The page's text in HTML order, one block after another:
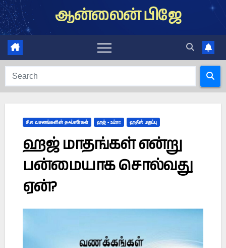
Skip
to
content
ஆன்லைன் பிஜே
சில வசனங்களின் தஃப்ஸீர்கள் ஹஜ் - உம்ரா ஹதீஸ் மறுப்பு
ஹஜ் மாதங்கள் என்று
பன்மையாக சொல்வது
ஏன்?